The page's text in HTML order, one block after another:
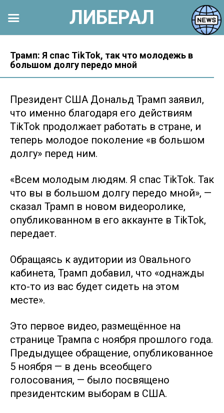
контенту
Трамп: Я спас TikTok, так что молодежь в
большом долгу передо мной
Президент США Дональд Трамп заявил,
что именно благодаря его действиям
TikTok продолжает работать в стране, и
теперь молодое поколение «в большом
долгу» перед ним.
«Всем молодым людям. Я спас TikTok. Так
что вы в большом долгу передо мной», —
сказал Трамп в новом видеоролике,
опубликованном в его аккаунте в TikTok,
передает.
Обращаясь к аудитории из Овального
кабинета, Трамп добавил, что «однажды
кто-то из вас будет сидеть на этом
месте».
Это первое видео, размещённое на
странице Трампа с ноября прошлого года.
Предыдущее обращение, опубликованное
5 ноября — в день всеобщего
голосования, — было посвящено
президентским выборам в США.
ЛИБЕРАЛ